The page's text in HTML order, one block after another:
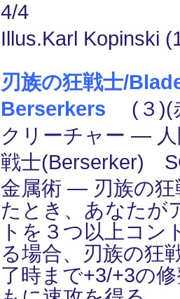
4/4
Illus.Karl Kopinski
刃族の狂戦士/
Berserkers (３)(
クリーチャー ―
戦士(Berserker)
金属術 ― 刃族の狂
たとき、あなたが
トを３つ以上コン
る場合、刃族の狂
了時まで+3/+3の